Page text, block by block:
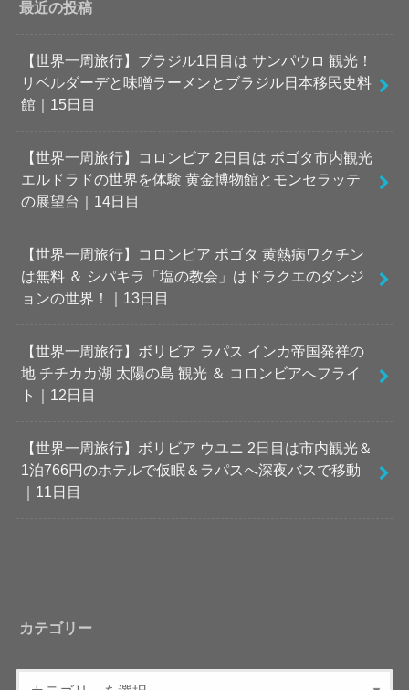
最近の投稿
【世界一周旅行】ブラジル1日目は サンパウロ 観光！
リベルダーデと味噌ラーメンとブラジル日本移民史料
館｜15日目
【世界一周旅行】コロンビア 2日目は ボゴタ市内観光
エルドラドの世界を体験 黄金博物館とモンセラッテ
の展望台｜14日目
【世界一周旅行】コロンビア ボゴタ 黄熱病ワクチン
は無料 ＆ シパキラ「塩の教会」はドラクエのダンジ
ョンの世界！｜13日目
【世界一周旅行】ボリビア ラパス インカ帝国発祥の
地 チチカカ湖 太陽の島 観光 ＆ コロンビアへフライ
ト｜12日目
【世界一周旅行】ボリビア ウユニ 2日目は市内観光＆
1泊766円のホテルで仮眠＆ラパスへ深夜バスで移動
｜11日目
カテゴリー